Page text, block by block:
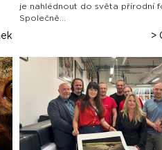
je nahlédnout do světa přírodní
Společně...
>